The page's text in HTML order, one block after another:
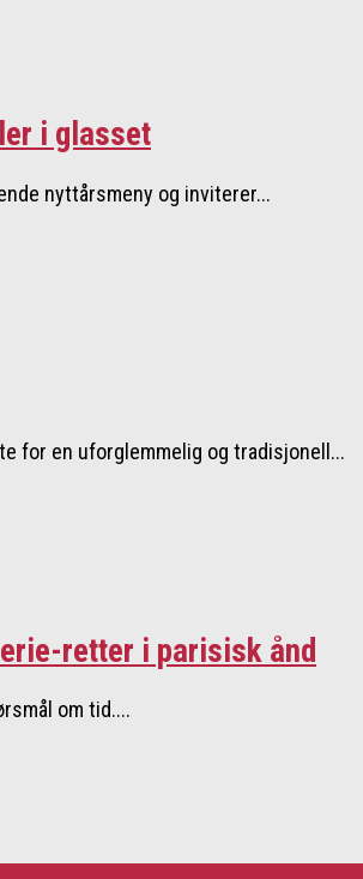
i glasset
nyttårsmeny og inviterer...
for en uforglemmelig og tradisjonell...
retter i parisisk ånd
om tid....